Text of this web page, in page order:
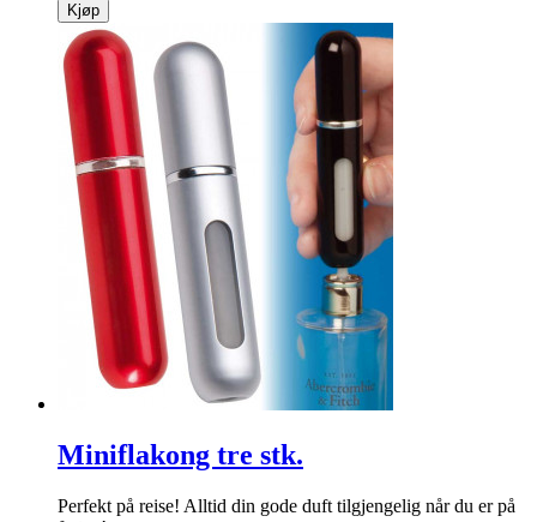
Kjøp
Miniflakong tre stk.
Perfekt på reise! Alltid din gode duft tilgjengelig når du er på